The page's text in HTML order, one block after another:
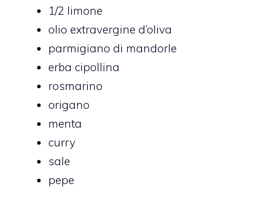
1/2 limone
olio extravergine d’oliva
parmigiano di mandorle
erba cipollina
rosmarino
origano
menta
curry
sale
pepe